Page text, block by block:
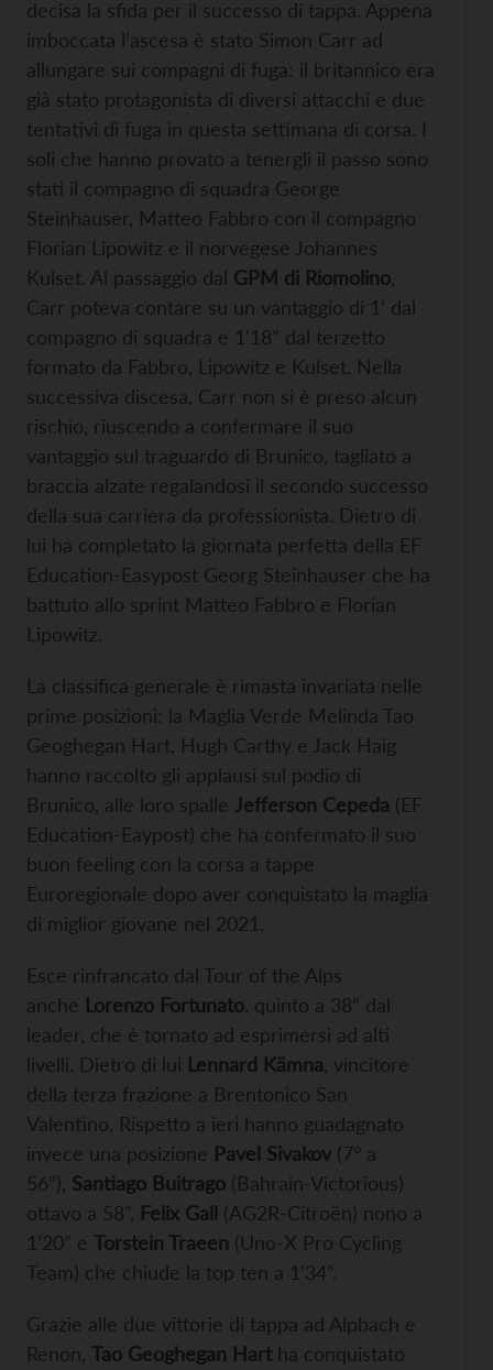
decisa la sfida per il successo di tappa. Appena
imboccata l’ascesa è stato Simon Carr ad
allungare sui compagni di fuga: il britannico era
già stato protagonista di diversi attacchi e due
tentativi di fuga in questa settimana di corsa. I
soli che hanno provato a tenergli il passo sono
stati il compagno di squadra George
Steinhauser, Matteo Fabbro con il compagno
Florian Lipowitz e il norvegese Johannes
Kulset. Al passaggio dal GPM di Riomolino
Carr poteva contare su un vantaggio di 1’ dal
compagno di squadra e 1’18” dal terzetto
formato da Fabbro, Lipowitz e Kulset. Nella
successiva discesa, Carr non si è preso alcun
rischio, riuscendo a confermare il suo
vantaggio sul traguardo di Brunico, tagliato a
braccia alzate regalandosi il secondo successo
della sua carriera da professionista. Dietro di
lui ha completato la giornata perfetta della EF
Education-Easypost Georg Steinhauser che ha
battuto allo sprint Matteo Fabbro e Florian
Lipowitz.
La classifica generale è rimasta invariata nelle
prime posizioni: la Maglia Verde Melinda Tao
Geoghegan Hart, Hugh Carthy e Jack Haig
hanno raccolto gli applausi sul podio di
Brunico, alle loro spalle Jefferson Cepeda (EF
Education-Eaypost) che ha confermato il suo
buon feeling con la corsa a tappe
Euroregionale dopo aver conquistato la maglia
di miglior giovane nel 2021.
Esce rinfrancato dal Tour of the Alps
anche Lorenzo Fortunato , quinto a 38” dal
leader, che è tornato ad esprimersi ad alti
livelli. Dietro di lui Lennard Kämna , vincitore
della terza frazione a Brentonico San
Valentino. Rispetto a ieri hanno guadagnato
invece una posizione Pavel Sivakov (7° a
56”), Santiago Buitrago (Bahrain-Victorious)
ottavo a 58”, Felix Gall (AG2R-Citroën) nono a
1’20” e Torstein Traeen (Uno-X Pro Cycling
Team) che chiude la top ten a 1’34”.
Grazie alle due vittorie di tappa ad Alpbach e
Renon, Tao Geoghegan Hartha conquistato